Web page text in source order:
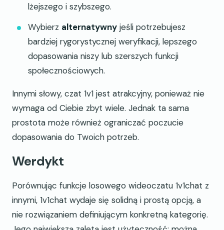
lżejszego i szybszego.
Wybierz alternatywny jeśli potrzebujesz
bardziej rygorystycznej weryfikacji, lepszego
dopasowania niszy lub szerszych funkcji
społecznościowych.
Innymi słowy, czat 1v1 jest atrakcyjny, ponieważ nie
wymaga od Ciebie zbyt wiele. Jednak ta sama
prostota może również ograniczać poczucie
dopasowania do Twoich potrzeb.
Werdykt
Porównując funkcje losowego wideoczatu 1v1chat z
innymi, 1v1chat wydaje się solidną i prostą opcją, a
nie rozwiązaniem definiującym konkretną kategorię.